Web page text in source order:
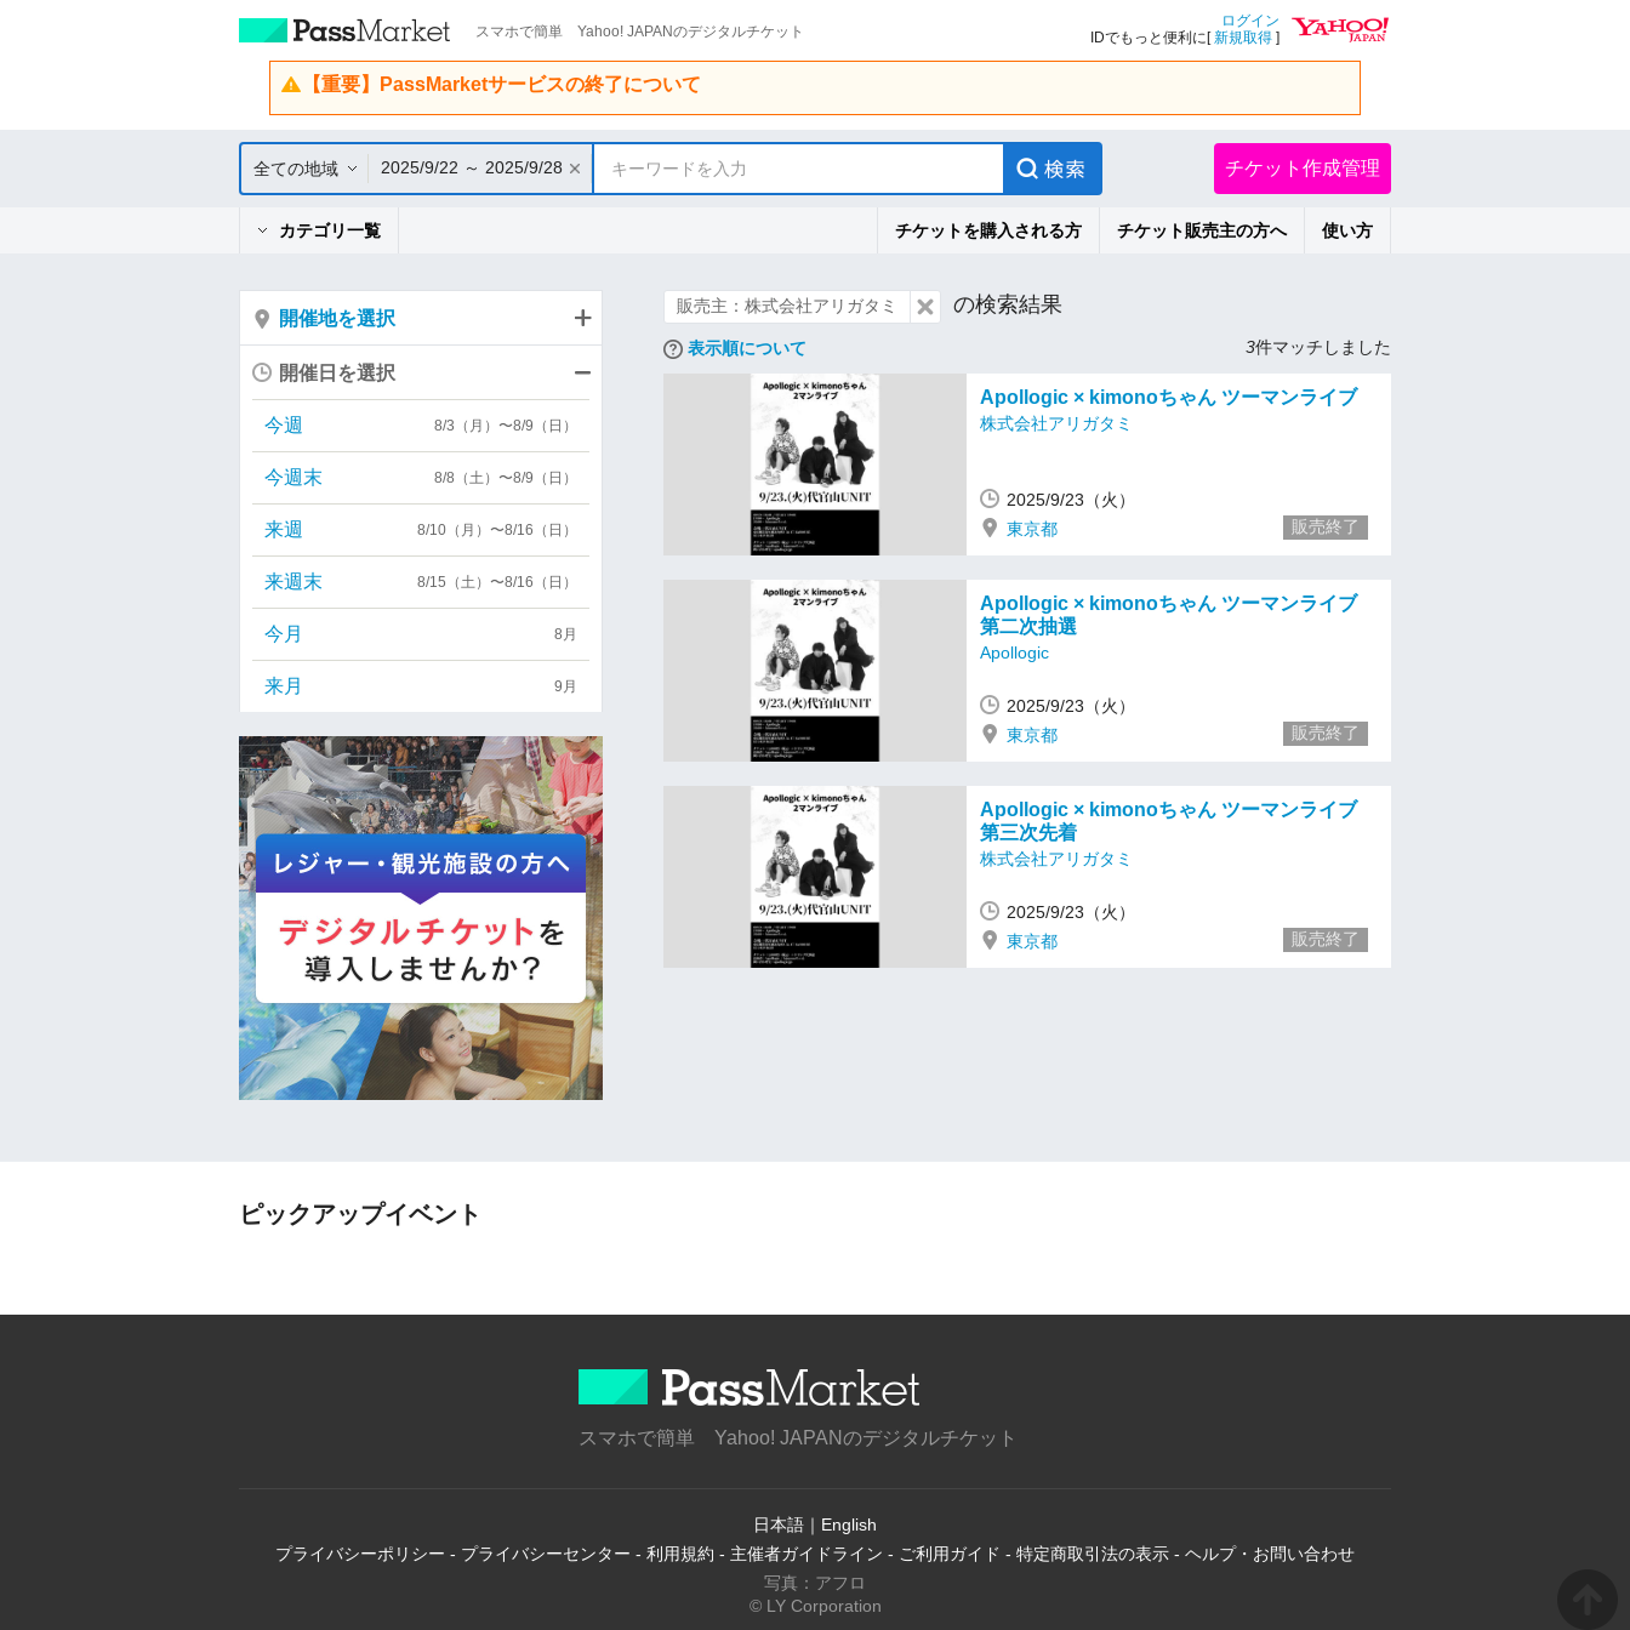
スマホで簡単 Yahoo! JAPANのデジタルチケット
ログイン
IDでもっと便利に[新規取得 ]
【重要】PassMarketサービスの終了について
全ての地域 2025/9/22 ～ 2025/9/28 キーワードを入力 チケット作成管理
カテゴリ一覧 チケットを購入される方 チケット販売主の方へ 使い方
販売主：株式会社アリガタミ の検索結果
表示順について 3件マッチしました
Apollogic × kimonoちゃん ツーマンライブ
株式会社アリガタミ
2025/9/23（火）
東京都
販売終了
Apollogic × kimonoちゃん ツーマンライブ
第二次抽選
Apollogic
2025/9/23（火）
東京都
販売終了
Apollogic × kimonoちゃん ツーマンライブ
第三次先着
株式会社アリガタミ
2025/9/23（火）
東京都
販売終了
開催地を選択
開催日を選択
今週 8/3（月）〜8/9（日）
今週末 8/8（土）〜8/9（日）
来週 8/10（月）〜8/16（日）
来週末 8/15（土）〜8/16（日）
今月 8月
来月 9月
ピックアップイベント
スマホで簡単 Yahoo! JAPANのデジタルチケット
日本語 ｜ English
プライバシーポリシー - プライバシーセンター - 利用規約 - 主催者ガイドライン - ご利用ガイド - 特定商取引法の表示 - ヘルプ・お問い合わせ
写真：アフロ
© LY Corporation